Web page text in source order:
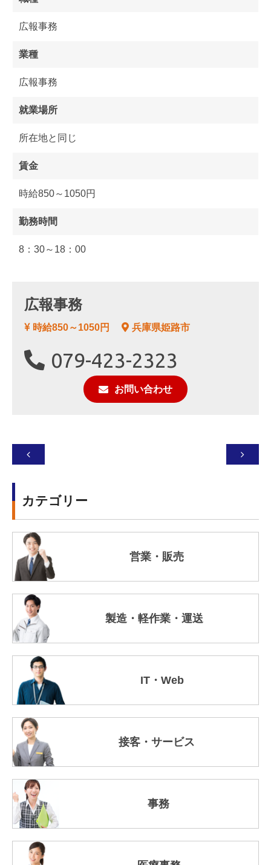
広報事務
業種
広報事務
就業場所
所在地と同じ
賃金
時給850～1050円
勤務時間
8：30～18：00
広報事務
時給850～1050円 兵庫県姫路市
079-423-2323
お問い合わせ
 
カテゴリー
営業・販売
製造・軽作業・運送
IT・Web
接客・サービス
事務